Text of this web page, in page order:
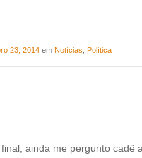
CONTATO
23, 2014em Notícias Política
ainda me pergunto cadê